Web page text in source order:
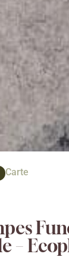
Carte
–